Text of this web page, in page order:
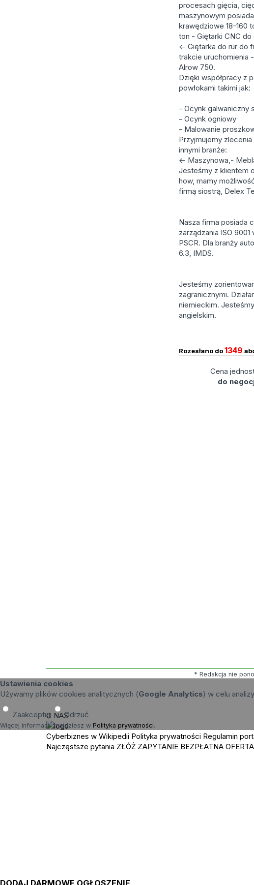
procesach gięcia,
maszynowym
krawędziowe 18-160
ton - Giętarki CNC do
<- Giętarka do rur do
trakcie uruchomienia
Alrow 750.
Dzięki współpracy z
powłokami takimi jak:
- Ocynk galwaniczny
- Ocynk ogniowy
- Malowanie
Przyjmujemy
innymi branże:
<- Maszynowa,-
Jesteśmy z klientem
how, mamy
firmą siostrą, Delex
Nasza firma posiada
zarządzania ISO
PSCR. Dla branży
6.3, IMDS.
Jesteśmy
zagranicznymi.
niemieckim.
angielskim.
Rozesłano do1349
Cena
do
* Redakcja nie
DODAJ DARMOWE OGŁOSZENIE
Ustawienia cookies
Używamy plików cookies analitycznych (Google Analytics) w celu
Zaakceptuj Odrzuć
Więcej informacji znajdziesz w Polityka prywatności.
O NAS
Cyberbiznes w Wikipedii Polityka prywatności Regulamin
Najczęstsze pytania ZŁÓŻ ZAPYTANIE BEZPŁATNA